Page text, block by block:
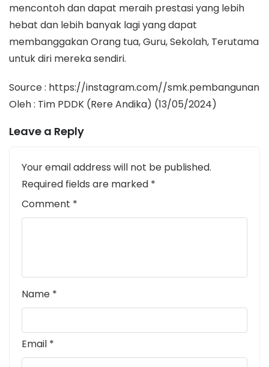
mencontoh dan dapat meraih prestasi yang lebih
hebat dan lebih banyak lagi yang dapat
membanggakan Orang tua, Guru, Sekolah, Terutama
untuk diri mereka sendiri.
Source : https://instagram.com//smk.pembangunan
Oleh : Tim PDDK (Rere Andika) (13/05/2024)
Leave a Reply
Your email address will not be published.
Required fields are marked *
Comment *
Name *
Email *